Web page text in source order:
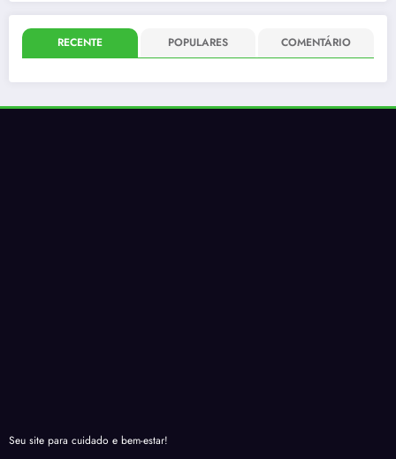
RECENTE POPULARES COMENTÁRIO
Seu site para cuidado e bem-estar!